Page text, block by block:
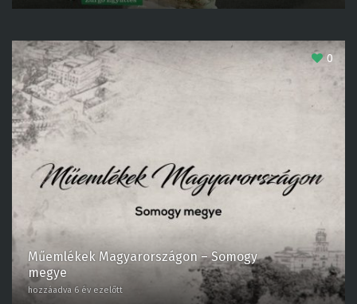
0
Műemlékek Magyarországon – Somogy
megye
hozzáadva 6 év ezelőtt